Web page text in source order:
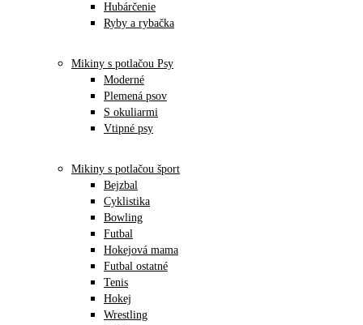
Hubárčenie
Ryby a rybačka
Mikiny s potlačou Psy
Moderné
Plemená psov
S okuliarmi
Vtipné psy
Mikiny s potlačou šport
Bejzbal
Cyklistika
Bowling
Futbal
Hokejová mama
Futbal ostatné
Tenis
Hokej
Wrestling